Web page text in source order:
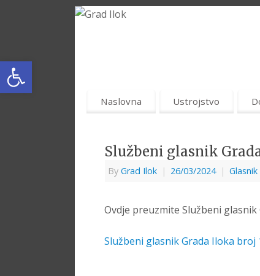
Open toolbar
Naslovna Ustrojstvo
Službeni glasnik
By Grad Ilok | 26/03/2024 | Glasnik
Ovdje preuzmite Službeni
Službeni glasnik Grada Iloka broj